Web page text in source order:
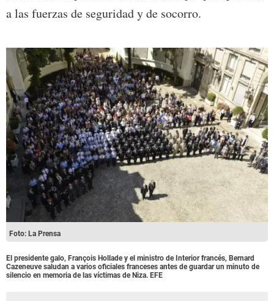
a las fuerzas de seguridad y de socorro.
Foto: La Prensa
El presidente galo, François Hollade y el ministro de Interior francés, Bernard
Cazeneuve saludan a varios oficiales franceses antes de guardar un minuto de
silencio en memoria de las víctimas de Niza. EFE